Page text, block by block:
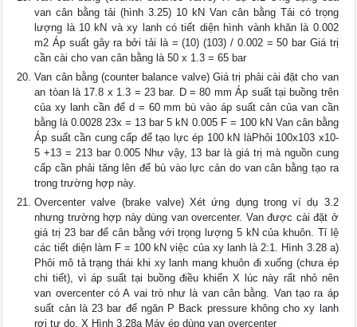
van cân bằng tải (hình 3.25) 10 kN Van cân bằng Tải có trọng
lượng là 10 kN và xy lanh có tiết diện hình vành khăn là 0.002
m2 Áp suất gây ra bởi tải là = (10) (103) / 0.002 = 50 bar Giá trị
cần cài cho van cân bằng là 50 x 1.3 = 65 bar
Van cân bằng (counter balance valve) Giá trị phải cài đặt cho van
an tòan là 17.8 x 1.3 = 23 bar. D = 80 mm Áp suất tại buồng trên
của xy lanh cần để d = 60 mm bù vào áp suất cản của van cần
bằng là 0.0028 23x = 13 bar 5 kN 0.005 F = 100 kN Van cân bằng
Áp suất cần cung cấp để tạo lực ép 100 kN làPhôi 100x103 x10-
5 +13 = 213 bar 0.005 Như vậy, 13 bar là giá trị mà nguồn cung
cấp cần phải tăng lên để bù vào lực cản do van cân bằng tạo ra
trong trường hợp này.
Overcenter valve (brake valve) Xét ứng dụng trong ví dụ 3.2
nhưng trường hợp này dùng van overcenter. Van được cài đặt ở
giá trị 23 bar để cân bằng với trọng lượng 5 kN của khuôn. Tỉ lệ
các tiết diện làm F = 100 kN việc của xy lanh là 2:1. Hình 3.28 a)
Phôi mô tả trạng thái khi xy lanh mang khuôn đi xuống (chưa ép
chi tiết), vì áp suất tại buồng điều khiển X lúc này rất nhỏ nên
van overcenter có A vai trò như là van cân bằng. Van tạo ra áp
suất cản là 23 bar để ngăn P Back pressure không cho xy lanh
rơi tự do. X Hình 3.28a Máy ép dùng van overcenter